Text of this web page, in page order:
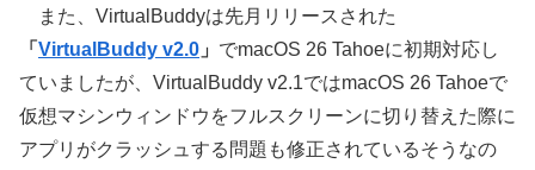
また、VirtualBuddyは先月リリースされた
「 VirtualBuddy v2.0 」 でmacOS 26 Tahoeに初期対応し
ていましたが、VirtualBuddy v2.1ではmacOS 26 Tahoeで
仮想マシンウィンドウをフルスクリーンに切り替えた際に
アプリがクラッシュする問題も修正されているそうなの